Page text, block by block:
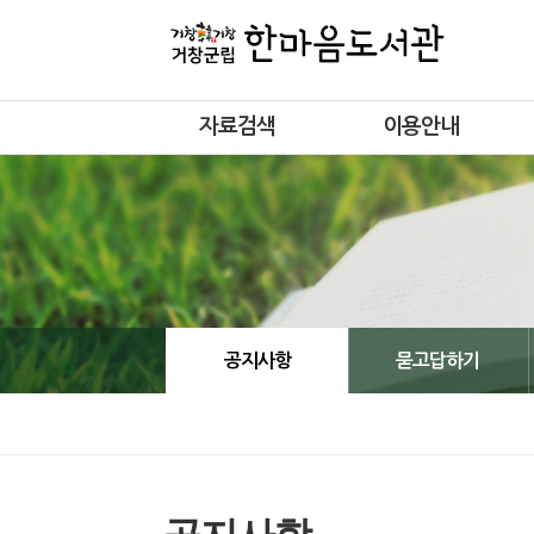
자료검색 이용안내
공지사항 묻고답하기